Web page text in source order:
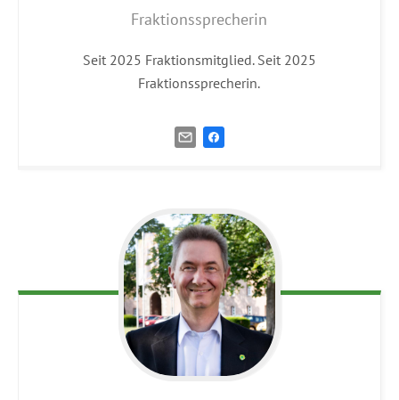
Fraktionssprecherin
Seit 2025 Fraktionsmitglied. Seit 2025
Fraktionssprecherin.